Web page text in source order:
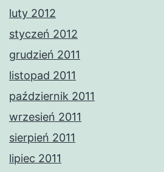
luty 2012
styczeń 2012
grudzień 2011
listopad 2011
październik 2011
wrzesień 2011
sierpień 2011
lipiec 2011